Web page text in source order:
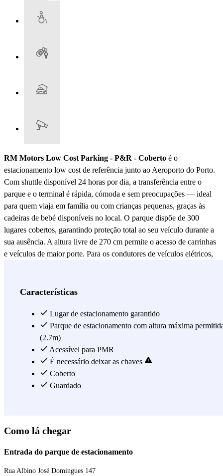
RM Motors Low Cost Parking - P&R - Coberto é o
estacionamento low cost de referência junto ao Aeroporto do Porto.
Com shuttle disponível 24 horas por dia, a transferência entre o
parque e o terminal é rápida, cómoda e sem preocupações — ideal
para quem viaja em família ou com crianças pequenas, graças às
cadeiras de bebé disponíveis no local. O parque dispõe de 300
lugares cobertos, garantindo proteção total ao seu veículo durante a
sua ausência. A altura livre de 270 cm permite o acesso de carrinhas
e veículos de maior porte. Para os condutores de veículos elétricos,
Complete a sua estadia com o serviço de lavagem de automóvel,
RM Motors Low Cost Parking - P&R - Coberto a partir de 6,50€ e
viaje tranquilo desde o Porto.
Características
Lugar de estacionamento garantido
Parque de estacionamento com altura máxima
(2.7m)
Acessível para PMR
É necessário deixar as chaves
Coberto
Guardado
Como lá chegar
Entrada do parque de estacionamento
Rua Albino José Domingues 147